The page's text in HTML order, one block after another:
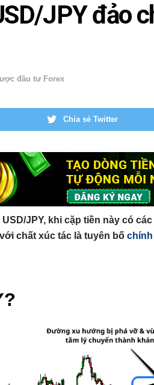
JPY đảo
đầu tư Forex
Chia sẻ Twitter
JPY, khi cặp tiền này có
chất xúc tác là tuyên bố chính